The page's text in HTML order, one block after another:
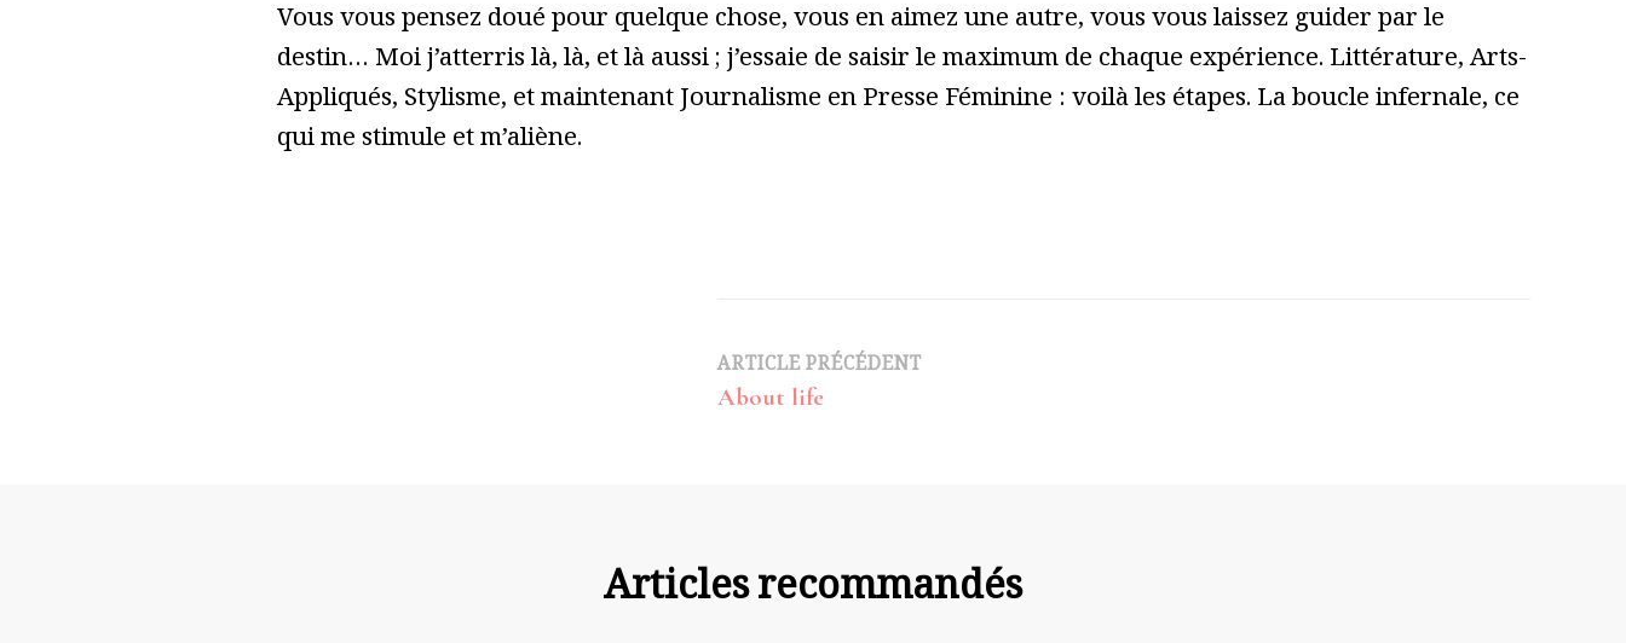
Vous vous pensez doué pour quelque chose, vous en aimez une autre, vous vous laissez guider par le
destin… Moi j’atterris là, là, et là aussi ; j’essaie de saisir le maximum de chaque expérience. Littérature, Arts-
Appliqués, Stylisme, et maintenant Journalisme en Presse Féminine : voilà les étapes. La boucle infernale, ce
qui me stimule et m’aliène.
Navigation
d’article
ARTICLE PRÉCÉDENT
About life
Articles recommandés